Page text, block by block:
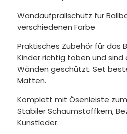
Wandaufprallschutz für
verschiedenen Farbe
Praktisches Zubehör für das
Kinder richtig toben und
Wänden geschützt. Set
Matten.
Komplett mit Ösenleiste
Stabiler Schaumstoffkern,
Kunstleder.